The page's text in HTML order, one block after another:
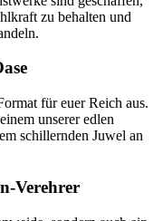
zu behalten und
für euer Reich aus.
unserer edlen
schillernden Juwel an
Verehrer